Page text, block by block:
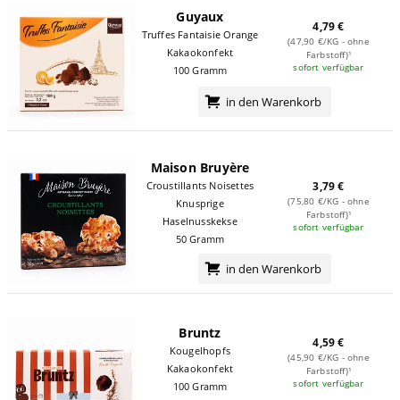
Guyaux
Truffes Fantaisie Orange
Kakaokonfekt
100 Gramm
4,79 €
(47,90 €/KG - ohne
Farbstoff)¹
sofort verfügbar
in den Warenkorb
Maison Bruyère
Croustillants Noisettes
Knusprige
Haselnusskekse
50 Gramm
3,79 €
(75,80 €/KG - ohne
Farbstoff)¹
sofort verfügbar
in den Warenkorb
Bruntz
Kougelhopfs
Kakaokonfekt
100 Gramm
4,59 €
(45,90 €/KG - ohne
Farbstoff)¹
sofort verfügbar